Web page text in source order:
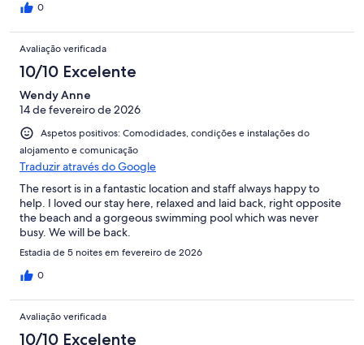
0
Avaliação verificada
10/10 Excelente
Wendy Anne
14 de fevereiro de 2026
Aspetos positivos: Comodidades, condições e instalações do
alojamento e comunicação
Traduzir através do Google
The resort is in a fantastic location and staff always happy to
help. I loved our stay here, relaxed and laid back, right opposite
the beach and a gorgeous swimming pool which was never
busy. We will be back.
Estadia de 5 noites em fevereiro de 2026
0
Avaliação verificada
10/10 Excelente